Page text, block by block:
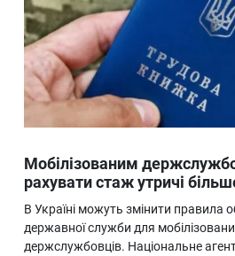
Життя
Лайфстайл
ТехноНаука
Людина
Ukraine
Про нас
Мобілізованим
рахувати стаж утричі
В Україні можуть змінити правила
державної служби для
держслужбовців. Національне